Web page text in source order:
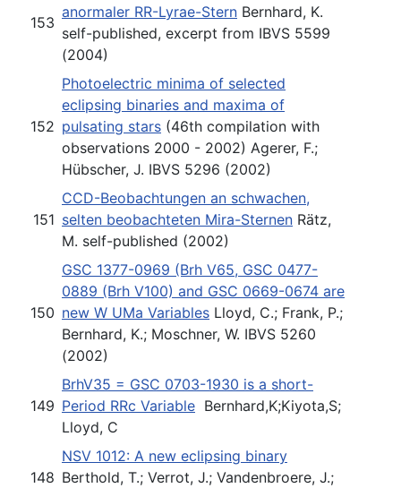
153
anormaler RR-Lyrae-Stern Bernhard, K.
self-published, excerpt from IBVS 5599
(2004)
152
Photoelectric minima of selected
eclipsing binaries and maxima of
pulsating stars (46th compilation with
observations 2000 - 2002) Agerer, F.;
Hübscher, J. IBVS 5296 (2002)
151
CCD-Beobachtungen an schwachen,
selten beobachteten Mira-Sternen Rätz,
M. self-published (2002)
150
GSC 1377-0969 (Brh V65, GSC 0477-
0889 (Brh V100) and GSC 0669-0674 are
new W UMa Variables Lloyd, C.; Frank, P.;
Bernhard, K.; Moschner, W. IBVS 5260
(2002)
149
BrhV35 = GSC 0703-1930 is a short-
Period RRc Variable Bernhard,K;Kiyota,S;
Lloyd, C
148
NSV 1012: A new eclipsing binary
Berthold, T.; Verrot, J.; Vandenbroere, J.;